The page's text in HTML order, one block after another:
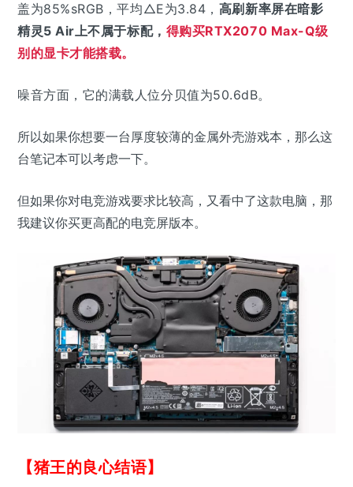
盖为85%sRGB，平均△E为3.84， 高刷新率屏在暗影
精灵5 Air上不属于标配， 得购买RTX2070 Max-Q级
别的显卡才能搭载。
噪音方面，它的满载人位分贝值为50.6dB。
所以如果你想要一台厚度较薄的金属外壳游戏本，那么这
台笔记本可以考虑一下。
但如果你对电竞游戏要求比较高，又看中了这款电脑，那
我建议你买更高配的电竞屏版本。
【猪王的良心结语】